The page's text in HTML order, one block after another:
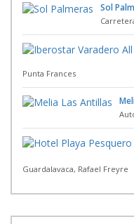
Sol
Punta Frances
Guardalavaca, Rafael Freyre